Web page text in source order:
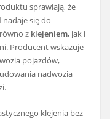
sprawiają, że
nadaje się do
z klejeniem, jak i
Producent wskazuje
pojazdów,
nadwozia
klejenia bez